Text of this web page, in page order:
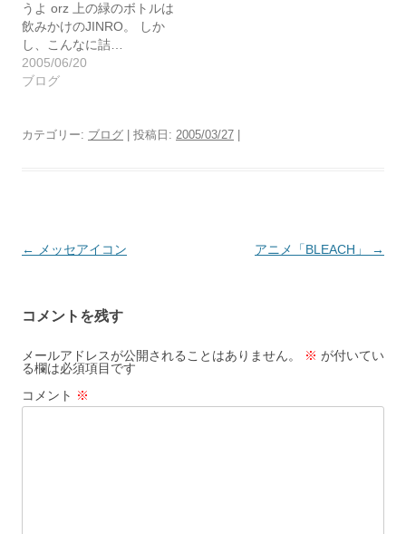
うよ orz 上の緑のボトルは
飲みかけのJINRO。 しか
し、こんなに詰…
2005/06/20
ブログ
カテゴリー: ブログ | 投稿日: 2005/03/27
投
ビ
ゲ
ー
シ
← メッセアイコン アニメ「BLEACH」 →
コメントを残す
メールアドレスが公開されることはありません。 ※ が付いてい
る欄は必須項目です
コメント ※